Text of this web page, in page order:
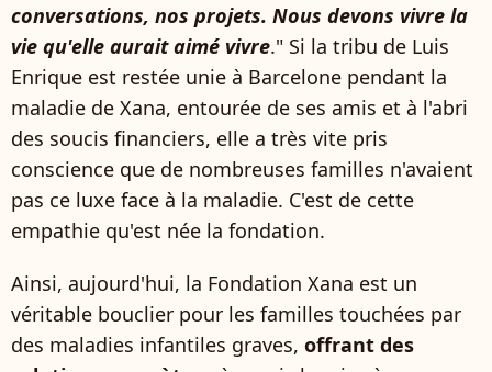
conversations, nos projets. Nous devons vivre la
vie qu'elle aurait aimé vivre." Si la tribu de Luis
Enrique est restée unie à Barcelone pendant la
maladie de Xana, entourée de ses amis et à l'abri
des soucis financiers, elle a très vite pris
conscience que de nombreuses familles n'avaient
pas ce luxe face à la maladie. C'est de cette
empathie qu'est née la fondation.
Ainsi, aujourd'hui, la Fondation Xana est un
véritable bouclier pour les familles touchées par
des maladies infantiles graves, offrant des